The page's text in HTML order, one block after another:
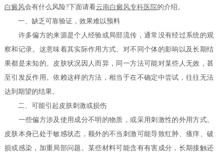
白癜风会有什么风险?下面请看云南白癜风专科医院的介绍。
一、缺乏可靠验证，效果难以预料
许多偏方的来源是个人经验或局部流传，通常没有经过系统的观
察和记录。这意味着其实际作用方式、对不同个体的影响以及长期结
果都是未知的。皮肤状况因人而异，同一方法可能对某些人无效，甚
至引发反作用。依赖这样的方法，相当于在不确定中尝试，往往无法
达到期望的结果。
二、可能引起皮肤刺激或损伤
一些偏方涉及使用成分不明的物质，或采用刺激性的外用方式。
皮肤本身已处于敏感状态，额外的不当刺激可能导致红肿、瘙痒、破
损或感染，加重局部问题。某些材料可能含有有害成分，长期接触还